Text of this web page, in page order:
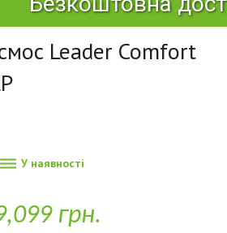
Leader Comfort
 У наявності
грн.